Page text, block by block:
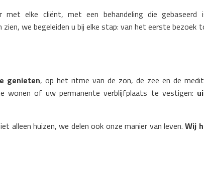
met elke cliënt, met een behandeling die gebaseerd
zien, we begeleiden u bij elke stap: van het eerste
genieten, op het ritme van de zon, de zee en de
of uw permanente verblijfplaats te vestigen:
alleen huizen, we delen ook onze manier van leven.Wij